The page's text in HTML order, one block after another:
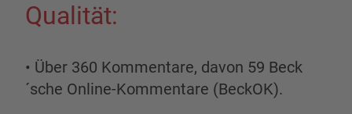
Qualität:
• Über 360 Kommentare, davon 59 Beck
´sche Online-Kommentare (BeckOK).